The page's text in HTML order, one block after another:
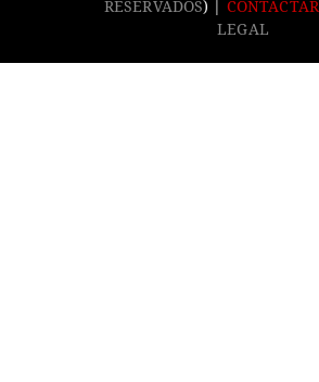
RESERVADOS) | CONTACTAR
LEGAL